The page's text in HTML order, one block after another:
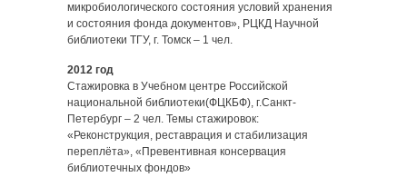
микробиологического состояния условий хранения
и состояния фонда документов», РЦКД Научной
библиотеки ТГУ, г. Томск – 1 чел.
2012 год
Стажировка в Учебном центре Российской
национальной библиотеки(ФЦКБФ), г.Санкт-
Петербург – 2 чел. Темы стажировок:
«Реконструкция, реставрация и стабилизация
переплёта», «Превентивная консервация
библиотечных фондов»